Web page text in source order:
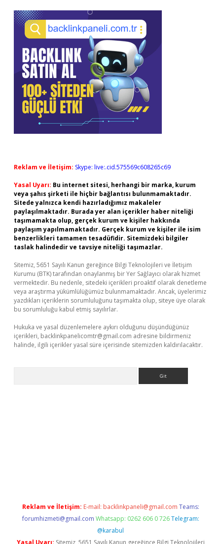
Reklam ve İletişim: Skype: live:.cid.575569c608265c69
Yasal Uyarı: Bu internet sitesi, herhangi bir marka, kurum
veya şahıs şirketi ile hiçbir bağlantısı bulunmamaktadır.
Sitede yalnızca kendi hazırladığımız makaleler
paylaşılmaktadır. Burada yer alan içerikler haber niteliği
taşımamakta olup, gerçek kurum ve kişiler hakkında
paylaşım yapılmamaktadır. Gerçek kurum ve kişiler ile isim
benzerlikleri tamamen tesadüfidir. Sitemizdeki bilgiler
taslak halindedir ve tavsiye niteliği taşımazlar.
Sitemiz, 5651 Sayılı Kanun gereğince Bilgi Teknolojileri ve İletişim
Kurumu (BTK) tarafından onaylanmış bir Yer Sağlayıcı olarak hizmet
vermektedir. Bu nedenle, sitedeki içerikleri proaktif olarak denetleme
veya araştırma yükümlülüğümüz bulunmamaktadır. Ancak, üyelerimiz
yazdıkları içeriklerin sorumluluğunu taşımakta olup, siteye üye olarak
bu sorumluluğu kabul etmiş sayılırlar.
Hukuka ve yasal düzenlemelere aykırı olduğunu düşündüğünüz
içerikleri, backlinkpanelicomtr@gmail.com adresine bildirmeniz
halinde, ilgili içerikler yasal süre içerisinde sitemizden kaldırılacaktır.
Reklam ve İletişim: E-mail: backlinkpaneli@gmail.com Teams:
forumhizmeti@gmail.com Whatsapp: 0262 606 0 726 Telegram:
@karabul
Yasal Uyarı: Sitemiz, 5651 Sayılı Kanun gereğince Bilgi Teknolojileri